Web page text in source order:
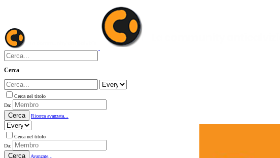
Cerca
Cerca nel titolo
Da:
Cerca Ricerca avanzata...
Cerca nel titolo
Da:
Cerca Avanzate...